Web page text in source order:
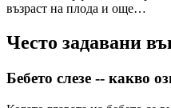
възраст на плода и още…
Често задавани
Бебето слезе -- какво